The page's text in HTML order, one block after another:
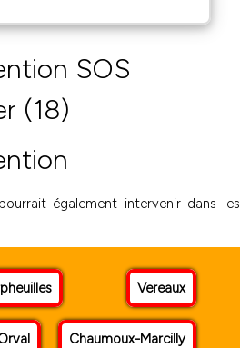
SOS
(18)
également intervenir dans les
Vereaux
Chaumoux-Marcilly